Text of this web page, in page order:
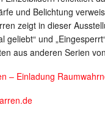
und Belichtung
zeigt in dieser
geliebt“ und
aus anderen Serien
– Einladung